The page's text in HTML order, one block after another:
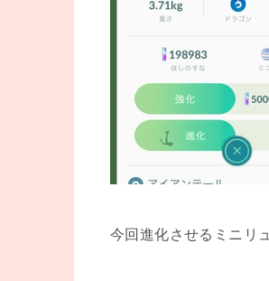
今回進化させるミニリ